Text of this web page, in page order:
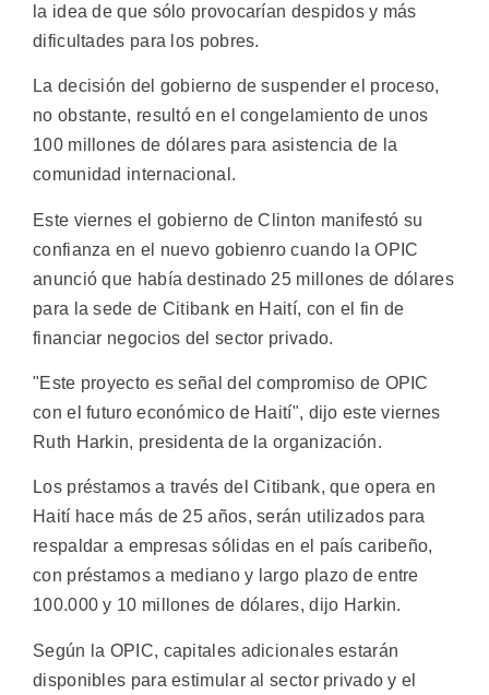
la idea de que sólo provocarían despidos y más
dificultades para los pobres.
La decisión del gobierno de suspender el proceso,
no obstante, resultó en el congelamiento de unos
100 millones de dólares para asistencia de la
comunidad internacional.
Este viernes el gobierno de Clinton manifestó su
confianza en el nuevo gobienro cuando la OPIC
anunció que había destinado 25 millones de dólares
para la sede de Citibank en Haití, con el fin de
financiar negocios del sector privado.
"Este proyecto es señal del compromiso de OPIC
con el futuro económico de Haití", dijo este viernes
Ruth Harkin, presidenta de la organización.
Los préstamos a través del Citibank, que opera en
Haití hace más de 25 años, serán utilizados para
respaldar a empresas sólidas en el país caribeño,
con préstamos a mediano y largo plazo de entre
100.000 y 10 millones de dólares, dijo Harkin.
Según la OPIC, capitales adicionales estarán
disponibles para estimular al sector privado y el